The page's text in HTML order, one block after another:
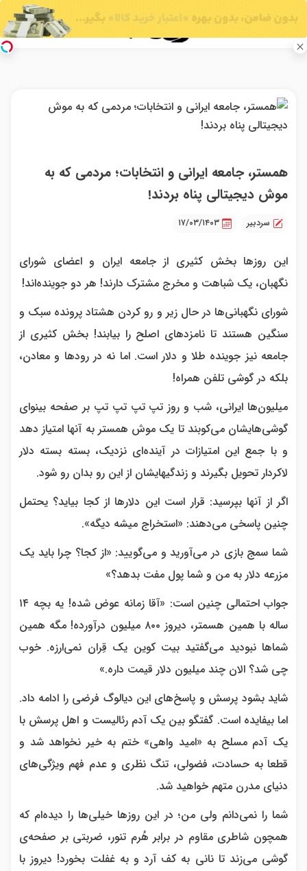
همستر، جامعه ایرانی و انتخابات؛ مردمی که به
موش دیجیتالی پناه بردند!
سردبیر ۱۷/۰۳/۱۴۰۳
این روزها بخش کثیری از جامعه ایران و اعضای شورای
نگهبان، یک شباهت و مخرج مشترک دارند! هر دو جوینده‌اند!
شورای نگهبانی‌ها در حال زیر و رو کردن هشتاد پرونده سبک و
سنگین هستند تا نامزدهای اصلح را بیابند! بخش کثیری از
جامعه نیز جوینده طلا و دلار است. اما نه در رودها و معادن،
بلکه در گوشی تلفن همراه!
میلیون‌ها ایرانی، شب و روز تپ تپ تپ تپ بر صفحه بینوای
گوشی‌هایشان می‌کوبند تا یک موش همستر به آنها امتیاز دهد
و با جمع این امتیازات در آینده‌ای نزدیک، بسته بسته دلار
لاکردار تحویل بگیرند و زندگیهایشان از این رو بدان رو شود.
اگر از آنها بپرسید: قرار است این دلارها از کجا بیاید؟ یحتمل
چنین پاسخی می‌دهند: «استخراج میشه دیگه».
شما سمج بازی در می‌آورید و می‌گویید: «از کجا؟ چرا باید یک
مزرعه دلار به من و شما پول مفت بدهد؟»
جواب احتمالی چنین است: «آقا زمانه عوض شده! یه بچه ۱۴
ساله با همین هسمتر، دیروز ۸۰۰ میلیون درآورده! مگه همین
شماها نبودید می‌گفتید بیت کوین یک قِران نمی‌ارزه. خوب
چی شد؟ الان چند میلیون دلار قیمت داره.»
شاید بشود پرسش و پاسخ‌های این دیالوگ فرضی را ادامه داد.
اما بیفایده است. گفتگو بین یک آدم رئالیست و اهل پرسش با
یک آدم مسلح به «امید واهی» ختم به خیر نخواهد شد و
قطعا به حسادت، فضولی، تنگ نظری و عدم فهم ویژگی‌های
دنیای مدرن متهم خواهید شد.
شما را نمی‌دانم ولی من؛ در این روزها خیلی‌ها را دیده‌ام که
همچون شاطری مقاوم در برابر هُرم تنور، ضربتی بر صفحه‌ی
گوشی می‌زند تا نانی به کف آرد و به غفلت بخورد! دیروز با